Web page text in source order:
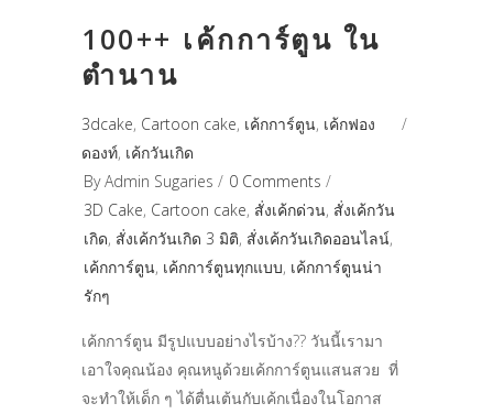
100++ เค้กการ์ตูน ใน
ตำนาน
3dcake, Cartoon cake, เค้กการ์ตูน, เค้กฟอง
ดองท์, เค้กวันเกิด
ByAdmin Sugaries
0 Comments
3D Cake, Cartoon cake, สั่งเค้กด่วน, สั่งเค้กวัน
เกิด, สั่งเค้กวันเกิด 3 มิติ, สั่งเค้กวันเกิดออนไลน์,
เค้กการ์ตูน, เค้กการ์ตูนทุกแบบ, เค้กการ์ตูนน่า
รักๆ
เค้กการ์ตูน มีรูปแบบอย่างไรบ้าง?? วันนี้เรามา
เอาใจคุณน้อง คุณหนูด้วยเค้กการ์ตูนแสนสวย ที่
จะทำให้เด็ก ๆ ได้ตื่นเต้นกับเค้กเนื่องในโอกาส